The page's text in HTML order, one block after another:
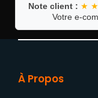
Note client : ★
Votre e-
À Propos